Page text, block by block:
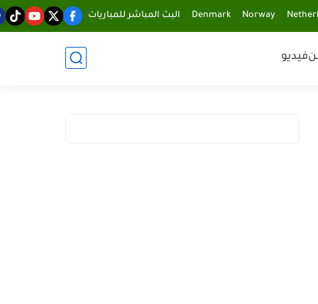
Norway
Denmark البث المباشر للمباريات
فيديو